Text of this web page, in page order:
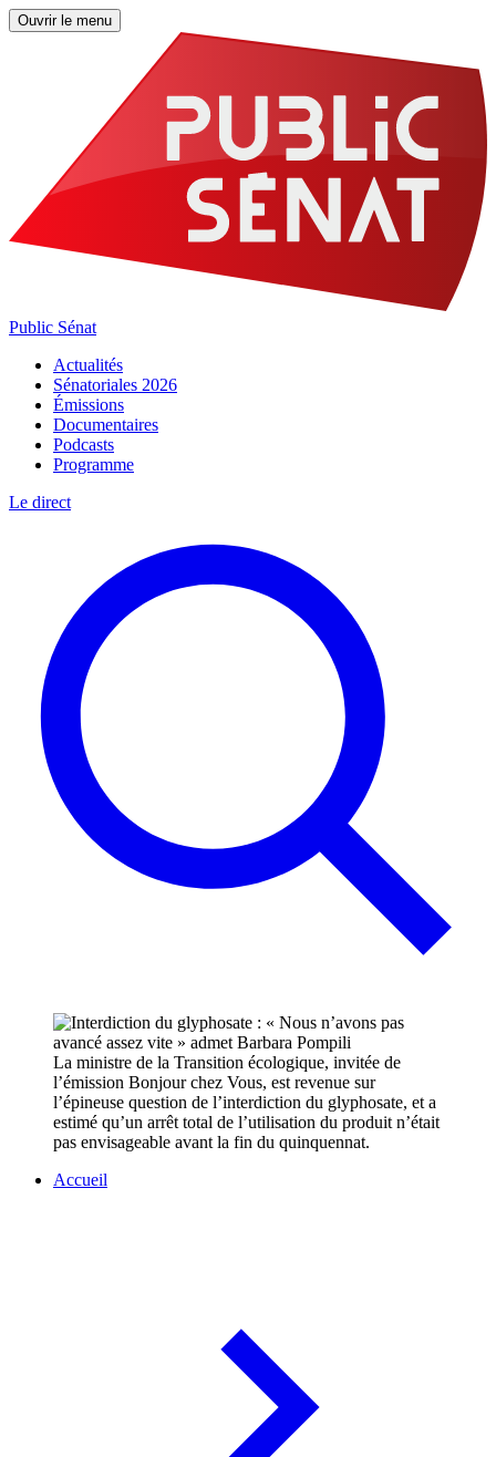
Ouvrir le menu
Public Sénat
Actualités
Sénatoriales 2026
Émissions
Documentaires
Podcasts
Programme
Le direct
La ministre de la Transition écologique, invitée de
l’émission Bonjour chez Vous, est revenue sur
l’épineuse question de l’interdiction du glyphosate, et a
estimé qu’un arrêt total de l’utilisation du produit n’était
pas envisageable avant la fin du quinquennat.
Accueil